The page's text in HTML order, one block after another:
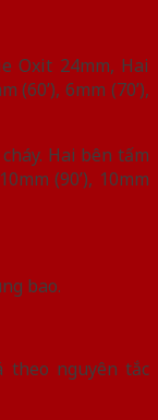
Oxit 24mm, Hai
(60’), 6mm (70’),
Hai bên tấm
(90’), 10mm
bao.
theo nguyên tắc